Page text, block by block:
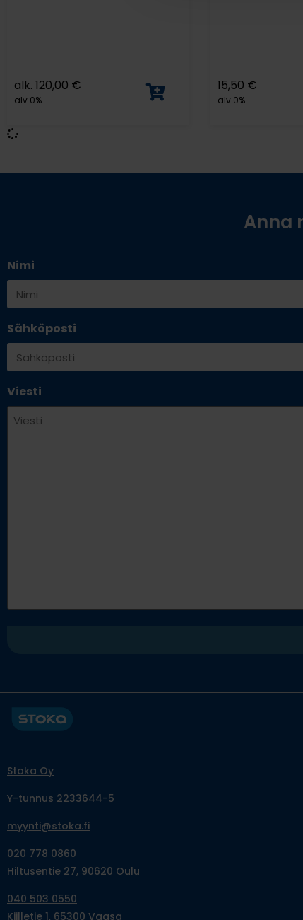
alk. 120,00 €
alv 0%
15,50 €
alv 0%
Anna
Nimi
Sähköposti
Viesti
Stoka Oy
Y-tunnus 2233644-5
myynti@stoka.fi
020 778 0860
Hiltusentie 27, 90620 Oulu
040 503 0550
Kiilletie 1, 65300 Vaasa